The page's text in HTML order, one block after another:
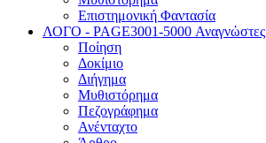
Επιστημονική Φαντασία
ΛΟΓΟ - PAGE3001-5000 Αναγνώστες
Ποίηση
Δοκίμιο
Διήγημα
Μυθιστόρημα
Πεζογράφημα
Ανένταχτο